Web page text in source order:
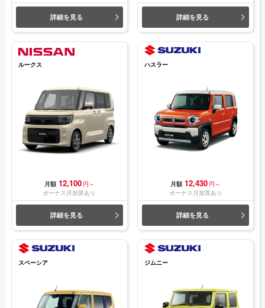
詳細を見る 詳細を見る
ルークス
月額 12,100 円～
ボーナス月加算あり
詳細を見る
ハスラー
月額 12,430 円～
ボーナス月加算あり
詳細を見る
スペーシア ジムニー